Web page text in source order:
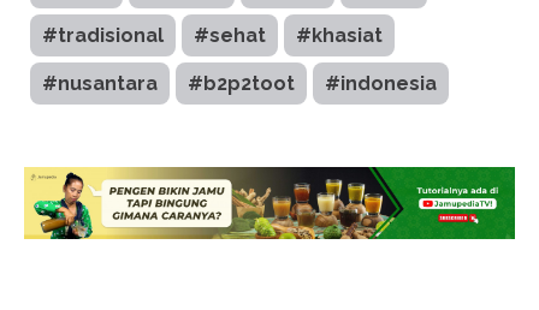
#tradisional #sehat #khasiat
#nusantara #b2p2toot #indonesia